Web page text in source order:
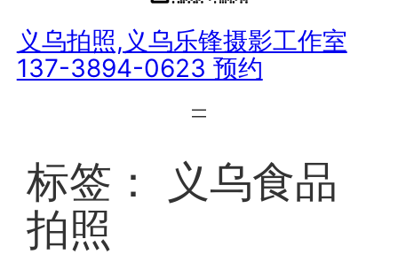
义乌拍照,义乌乐锋摄影工作室
137-3894-0623 预约
标签：
义乌食品
拍照